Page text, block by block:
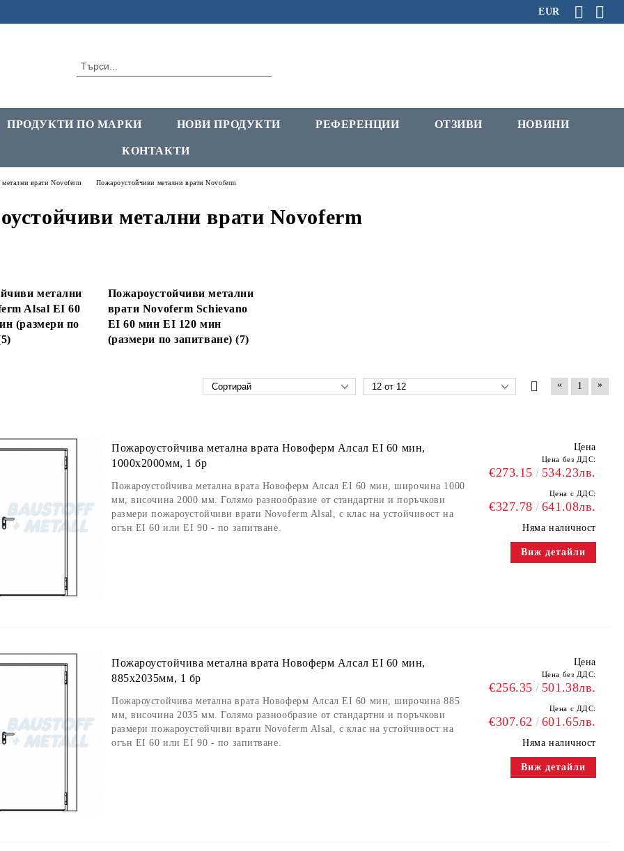
EUR
ПРОДУКТИ ПО МАРКИ НОВИ ПРОДУКТИ РЕФЕРЕНЦИИ ОТЗИВИ НОВИНИ
КОНТАКТИ
врати Novoferm Пожароустойчиви метални врати Novoferm
метални врати Novoferm
метални
Alsal EI 60
(размери по
Пожароустойчиви метални
врати Novoferm Schievano
EI 60 мин EI 120 мин
(размери по запитване) (7)
« 1 »
Пожароустойчива метална врата Новоферм Алсал EI 60 мин,
1000x2000мм, 1 бр
Пожароустойчива метална врата Новоферм Алсал EI 60 мин, широчина 1000
мм, височина 2000 мм. Голямо разнообразие от стандартни и поръчкови
размери пожароустойчиви врати Novoferm Alsal, с клас на устойчивост на
огън EI 60 или EI 90 - по запитване.
Цена
Цена без ДДС:
€273.15 534.23лв.
Цена с ДДС:
€327.78 641.08лв.
Няма наличност
Виж детайли
Пожароустойчива метална врата Новоферм Алсал EI 60 мин,
885x2035мм, 1 бр
Пожароустойчива метална врата Новоферм Алсал EI 60 мин, широчина 885
мм, височина 2035 мм. Голямо разнообразие от стандартни и поръчкови
размери пожароустойчиви врати Novoferm Alsal, с клас на устойчивост на
огън EI 60 или EI 90 - по запитване.
Цена
Цена без ДДС:
€256.35 501.38лв.
Цена с ДДС:
€307.62 601.65лв.
Няма наличност
Виж детайли